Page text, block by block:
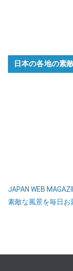
日本の各地の素
JAPAN WEB
素敵な風景を毎日お